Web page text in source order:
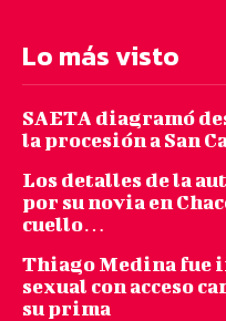
Lo más visto
SAETA diagramó
la procesión a San
Los detalles de la
por su novia en
cuello…
Thiago Medina fue
sexual con acceso
su prima